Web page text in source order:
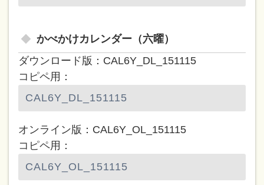
かべかけカレンダー（六曜）
ダウンロード版：CAL6Y_DL_151115
コピペ用：
オンライン版：CAL6Y_OL_151115
コピペ用：